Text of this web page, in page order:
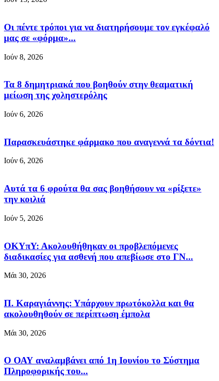
Οι πέντε τρόποι για να διατηρήσουμε τον εγκέφαλό
μας σε «φόρμα»...
Ιούν 8, 2026
Τα 8 δημητριακά που βοηθούν στην θεαματική
μείωση της χοληστερόλης
Ιούν 6, 2026
Παρασκευάστηκε φάρμακο που αναγεννά τα δόντια!
Ιούν 6, 2026
Αυτά τα 6 φρούτα θα σας βοηθήσουν να «ρίξετε»
την κοιλιά
Ιούν 5, 2026
ΟΚΥπΥ: Ακολουθήθηκαν οι προβλεπόμενες
διαδικασίες για ασθενή που απεβίωσε στο ΓΝ...
Μάι 30, 2026
Π. Καραγιάννης: Υπάρχουν πρωτόκολλα και θα
ακολουθηθούν σε περίπτωση έμπολα
Μάι 30, 2026
Ο ΟΑΥ αναλαμβάνει από 1η Ιουνίου το Σύστημα
Πληροφορικής του...